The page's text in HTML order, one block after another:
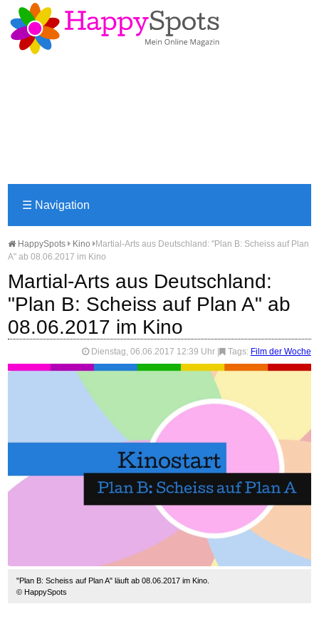
☰ Navigation
HappySpots Kino
Martial-Arts aus Deutschland: "Plan B: Scheiss auf Plan
A" ab 08.06.2017 im Kino
Martial-Arts aus Deutschland:
"Plan B: Scheiss auf Plan A" ab
08.06.2017 im Kino
Dienstag, 06.06.2017 12:39 Uhr Tags: Film der Woche
"Plan B: Scheiss auf Plan A" läuft ab 08.06.2017 im Kino.
© HappySpots